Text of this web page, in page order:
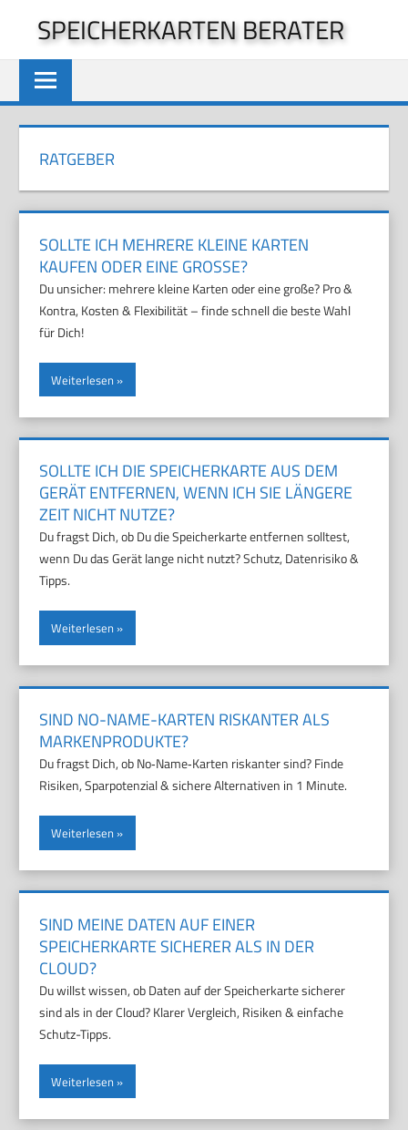
springen
SPEICHERKARTEN BERATER
RATGEBER
SOLLTE ICH MEHRERE KLEINE KARTEN
KAUFEN ODER EINE GROSSE?
Du unsicher: mehrere kleine Karten oder eine große? Pro &
Kontra, Kosten & Flexibilität – finde schnell die beste Wahl
für Dich!
Weiterlesen
SOLLTE ICH DIE SPEICHERKARTE AUS DEM
GERÄT ENTFERNEN, WENN ICH SIE LÄNGERE
ZEIT NICHT NUTZE?
Du fragst Dich, ob Du die Speicherkarte entfernen solltest,
wenn Du das Gerät lange nicht nutzt? Schutz, Datenrisiko &
Tipps.
Weiterlesen
SIND NO-NAME-KARTEN RISKANTER ALS
MARKENPRODUKTE?
Du fragst Dich, ob No‑Name‑Karten riskanter sind? Finde
Risiken, Sparpotenzial & sichere Alternativen in 1 Minute.
Weiterlesen
SIND MEINE DATEN AUF EINER
SPEICHERKARTE SICHERER ALS IN DER
CLOUD?
Du willst wissen, ob Daten auf der Speicherkarte sicherer
sind als in der Cloud? Klarer Vergleich, Risiken & einfache
Schutz-Tipps.
Weiterlesen